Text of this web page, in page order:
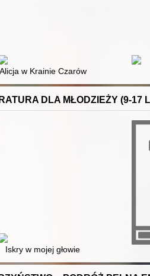
Alicja w Krainie Czarów
DLA MŁODZIEŻY (9-17
Iskry w mojej głowie